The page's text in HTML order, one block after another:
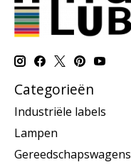
Categorieën
Industriële labels
Lampen
Gereedschapswagens